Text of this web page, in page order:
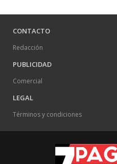
CONTACTO
Redacción
PUBLICIDAD
Comercial
LEGAL
Términos y condiciones